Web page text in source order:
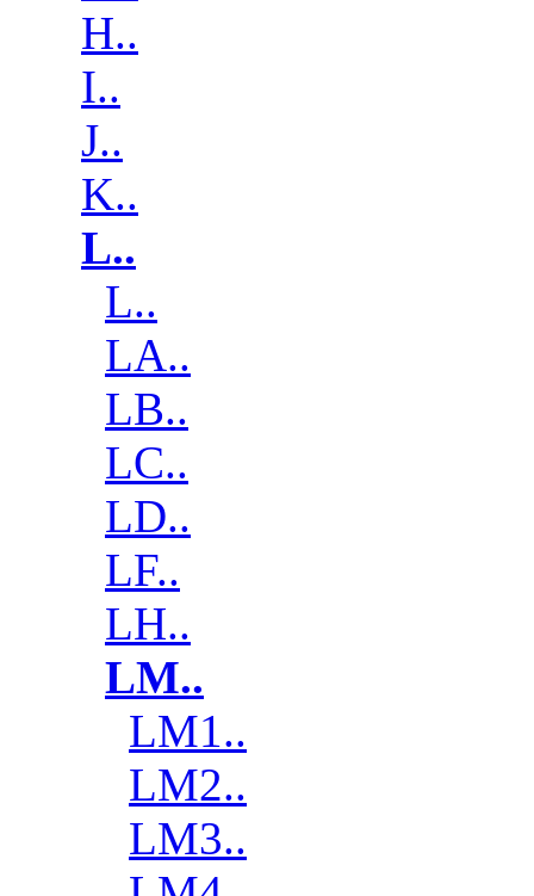
H..
I..
J..
K..
L..
L..
LA..
LB..
LC..
LD..
LF..
LH..
LM..
LM1..
LM2..
LM3..